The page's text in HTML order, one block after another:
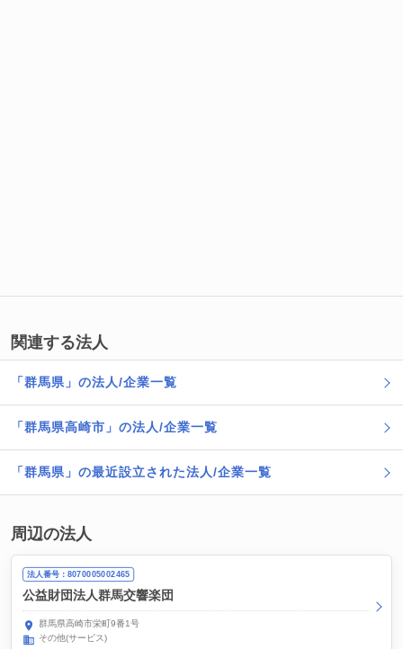
関連する法人
「群馬県」の法人/企業一覧
「群馬県高崎市」の法人/企業一覧
「群馬県」の最近設立された法人/企業一覧
周辺の法人
法人番号：8070005002465
公益財団法人群馬交響楽団
群馬県高崎市栄町9番1号
その他(サービス)